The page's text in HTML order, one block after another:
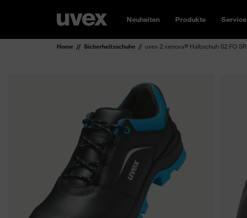
Neuheiten Produkte Service
Home Sicherheitsschuhe uvex 2 xenova® Halbschuh S2 FO SR